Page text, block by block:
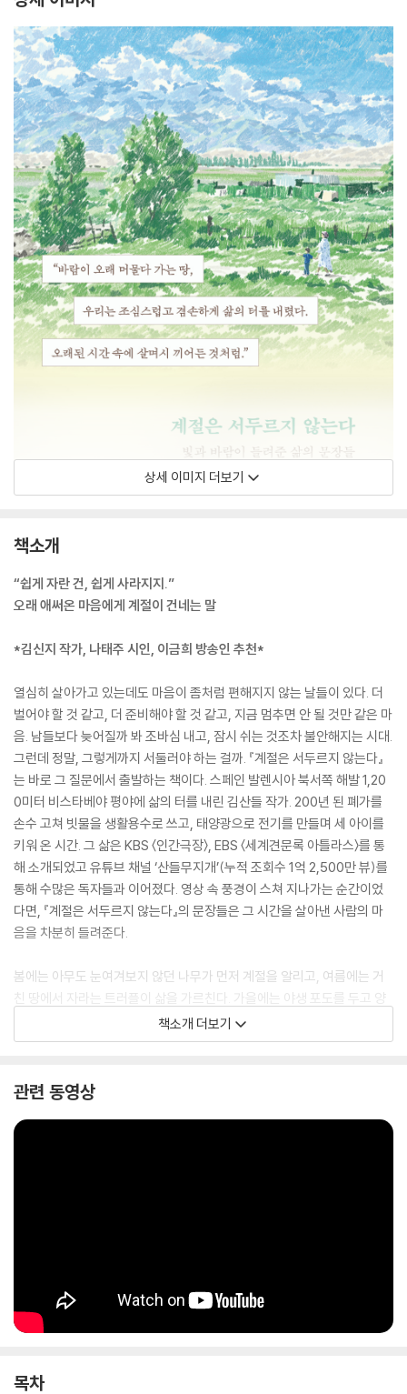
상세 이미지 더보기
책소개
“쉽게 자란 건, 쉽게 사라지지.”
오래 애써온 마음에게 계절이 건네는 말
*김신지 작가, 나태주 시인, 이금희 방송인 추천*
열심히 살아가고 있는데도 마음이 좀처럼 편해지지 않는 날들이 있다. 더
벌어야 할 것 같고, 더 준비해야 할 것 같고, 지금 멈추면 안 될 것만 같은 마
음. 남들보다 늦어질까 봐 조바심 내고, 잠시 쉬는 것조차 불안해지는 시대.
그런데 정말, 그렇게까지 서둘러야 하는 걸까. 『계절은 서두르지 않는다』
는 바로 그 질문에서 출발하는 책이다. 스페인 발렌시아 북서쪽 해발 1,20
0미터 비스타베야 평야에 삶의 터를 내린 김산들 작가. 200년 된 폐가를
손수 고쳐 빗물을 생활용수로 쓰고, 태양광으로 전기를 만들며 세 아이를
키워 온 시간. 그 삶은 KBS 〈인간극장〉, EBS 〈세계견문록 아틀라스〉를 통
해 소개되었고 유튜브 채널 ‘산들무지개’(누적 조회수 1억 2,500만 뷰)를
통해 수많은 독자들과 이어졌다. 영상 속 풍경이 스쳐 지나가는 순간이었
다면, 『계절은 서두르지 않는다』의 문장들은 그 시간을 살아낸 사람의 마
음을 차분히 들려준다.
봄에는 아무도 눈여겨보지 않던 나무가 먼저 계절을 알리고, 여름에는 거
친 땅에서 자라는 트러플이 삶을 가르친다. 가을에는 야생 포도를 두고 양
떼와 신경전을 벌이고, 겨울에는 화목난로 앞에서 하루를 돌아본다. 겨울
나무는 추운 계절에 잎을 돋우는 데 에너지를 쓰지 않는다. 다시 도약할 계
을 맞이하기 위한 준비의 시간인지도 모른다. 작가는 자연에서 배운 이 감
책소개 더보기
관련 동영상
목차